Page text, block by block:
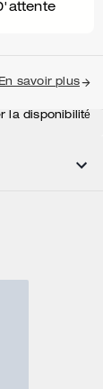
En savoir plus
la disponibilité